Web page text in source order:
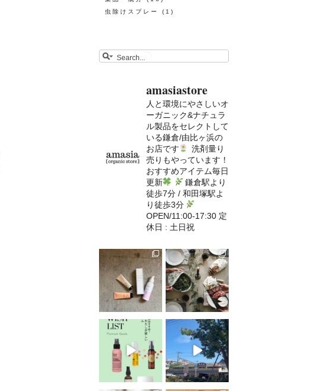
虫除けスプレー
(1)
amasiastore
人と環境にやさしいオ
ーガニック&ナチュラ
ル製品をセレクトして
いる鎌倉/由比ヶ浜の
お店です
洗剤量り
売りもやっています！
おすすめアイテム毎日
更新
鎌倉駅より
徒歩7分 / 和田塚駅よ
り徒歩3分
OPEN/11:00-17:30 定
休日 : 土日祝